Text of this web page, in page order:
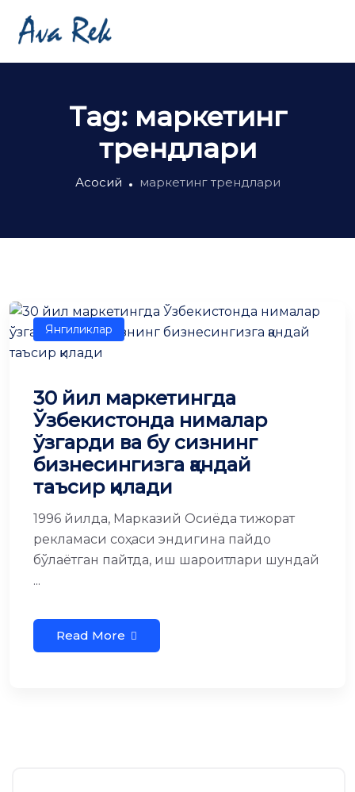
Tag: маркетинг
трендлари
Асосий маркетинг трендлари
Янгиликлар
30 йил маркетингда
Ўзбекистонда нималар
ўзгарди ва бу сизнинг
бизнесингизга қандай
таъсир қилади
1996 йилда, Марказий Осиёда тижорат
рекламаси соҳаси эндигина пайдо
бўлаётган пайтда, иш шароитлари шундай
...
Read More